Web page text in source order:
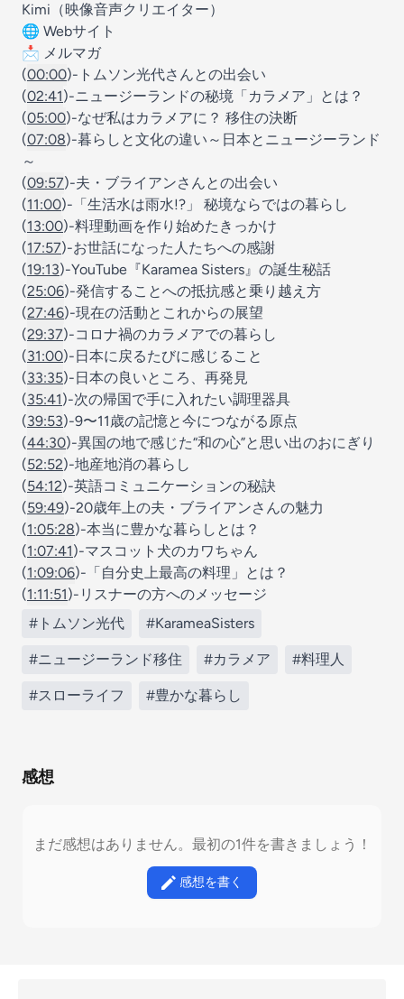
Kimi（映像音声クリエイター）
🌐 Webサイト
📩 メルマガ
(00:00)-トムソン光代さんとの出会い
(02:41)-ニュージーランドの秘境「カラメア」とは？
(05:00)-なぜ私はカラメアに？ 移住の決断
(07:08)-暮らしと文化の違い～日本とニュージーランド
～
(09:57)-夫・ブライアンさんとの出会い
(11:00)-「生活水は雨水!?」 秘境ならではの暮らし
(13:00)-料理動画を作り始めたきっかけ
(17:57)-お世話になった人たちへの感謝
(19:13)-YouTube『Karamea Sisters』の誕生秘話
(25:06)-発信することへの抵抗感と乗り越え方
(27:46)-現在の活動とこれからの展望
(29:37)-コロナ禍のカラメアでの暮らし
(31:00)-日本に戻るたびに感じること
(33:35)-日本の良いところ、再発見
(35:41)-次の帰国で手に入れたい調理器具
(39:53)-9〜11歳の記憶と今につながる原点
(44:30)-異国の地で感じた“和の心”と思い出のおにぎり
(52:52)-地産地消の暮らし
(54:12)-英語コミュニケーションの秘訣
(59:49)-20歳年上の夫・ブライアンさんの魅力
(1:05:28)-本当に豊かな暮らしとは？
(1:07:41)-マスコット犬のカワちゃん
(1:09:06)-「自分史上最高の料理」とは？
(1:11:51)-リスナーの方へのメッセージ
#トムソン光代
#KarameaSisters
#ニュージーランド移住 #カラメア #料理人
#スローライフ #豊かな暮らし
感想
まだ感想はありません。最初の1件を書きましょう！
感想を書く